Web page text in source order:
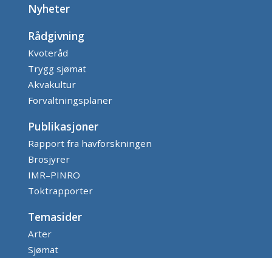
Nyheter
Rådgivning
Kvoteråd
Trygg sjømat
Akvakultur
Forvaltningsplaner
Publikasjoner
Rapport fra havforskningen
Brosjyrer
IMR–PINRO
Toktrapporter
Temasider
Arter
Sjømat